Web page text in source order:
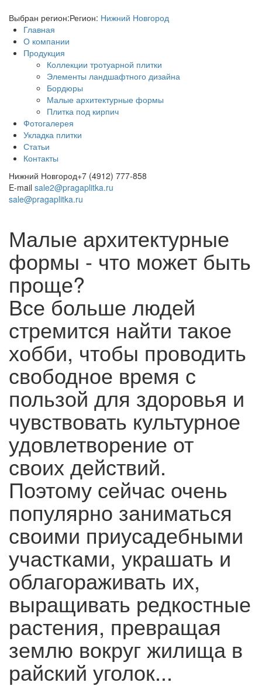
Выбран регион:Регион: Нижний Новгород
Главная
О компании
Продукция
Коллекции тротуарной плитки
Элементы ландшафтного дизайна
Бордюры
Малые архитектурные формы
Плитка под кирпич
Фотогалерея
Укладка плитки
Статьи
Контакты
Нижний Новгород+7 (4912) 777-858
E-mail sale2@pragaplitka.ru
sale@pragaplitka.ru
Малые архитектурные
формы - что может быть
проще?
Все больше людей
стремится найти такое
хобби, чтобы проводить
свободное время с
пользой для здоровья и
чувствовать культурное
удовлетворение от
своих действий.
Поэтому сейчас очень
популярно заниматься
своими приусадебными
участками, украшать и
облагораживать их,
выращивать редкостные
растения, превращая
землю вокруг жилища в
райский уголок...